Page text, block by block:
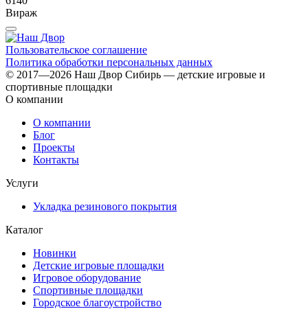
Вираж
Пользовательское соглашение
Политика обработки персональных данных
© 2017—2026 Наш Двор Сибирь — детские игровые и
спортивные площадки
О компании
О компании
Блог
Проекты
Контакты
Услуги
Укладка резинового покрытия
Каталог
Новинки
Детские игровые площадки
Игровое оборудование
Спортивные площадки
Городское благоустройство